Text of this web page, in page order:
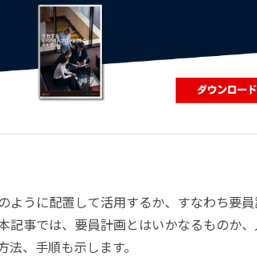
ように配置して活用するか、すなわち要
記事では、要員計画とはいかなるものか
、手順も示します。